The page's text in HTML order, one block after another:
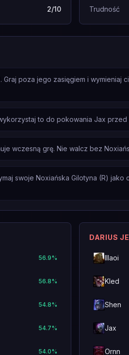
2/10
Trudność
poza jego zasięgiem i
to do pokowania Jax przed
wczesną grę. Nie walcz bez
swoje Noxiańska Gilotyna (R)
56.9%
56.8%
54.8%
54.7%
54.0%
DARIUS
Illaoi
Kled
Shen
Jax
Ornn